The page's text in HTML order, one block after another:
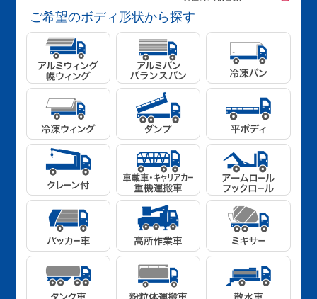
ご希望のボディ形状から探す